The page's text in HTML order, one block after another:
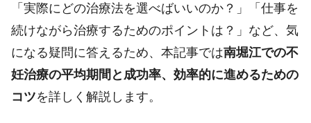
「実際にどの治療法を選べばいいのか？」「仕事を
続けながら治療するためのポイントは？」など、気
になる疑問に答えるため、本記事では南堀江での不
妊治療の平均期間と成功率、効率的に進めるための
コツを詳しく解説します。